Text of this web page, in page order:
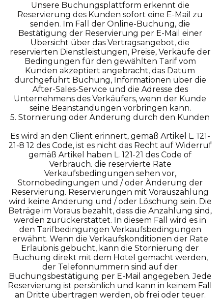
Unsere Buchungsplattform erkennt die
Reservierung des Kunden sofort eine E-Mail zu
senden. Im Fall der Online-Buchung, die
Bestätigung der Reservierung per E-Mail einer
Übersicht über das Vertragsangebot, die
reservierten Dienstleistungen, Preise, Verkäufe der
Bedingungen für den gewählten Tarif vom
Kunden akzeptiert angebracht, das Datum
durchgeführt Buchung, Informationen über die
After-Sales-Service und die Adresse des
Unternehmens des Verkäufers, wenn der Kunde
seine Beanstandungen vorbringen kann.
5. Stornierung oder Änderung durch den Kunden
Es wird an den Client erinnert, gemäß Artikel L. 121-
21-8 12 des Code, ist es nicht das Recht auf Widerruf
gemäß Artikel haben L. 121-21 des Code of
Verbrauch. die reservierte Rate
Verkaufsbedingungen sehen vor,
Stornobedingungen und / oder Änderung der
Reservierung. Reservierungen mit Vorauszahlung
wird keine Änderung und / oder Löschung sein. Die
Beträge im Voraus bezahlt, dass die Anzahlung sind,
werden zurückerstattet. In diesem Fall wird es in
den Tarifbedingungen Verkaufsbedingungen
erwähnt. Wenn die Verkaufskonditionen der Rate
Erlaubnis gebucht, kann die Stornierung der
Buchung direkt mit dem Hotel gemacht werden,
der Telefonnummern sind auf der
Buchungsbestätigung per E-Mail angegeben. Jede
Reservierung ist persönlich und kann in keinem Fall
an Dritte übertragen werden, ob frei oder teuer.